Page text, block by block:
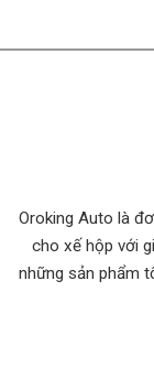
Oroking Auto là
cho xế hộp với
những sản phẩm